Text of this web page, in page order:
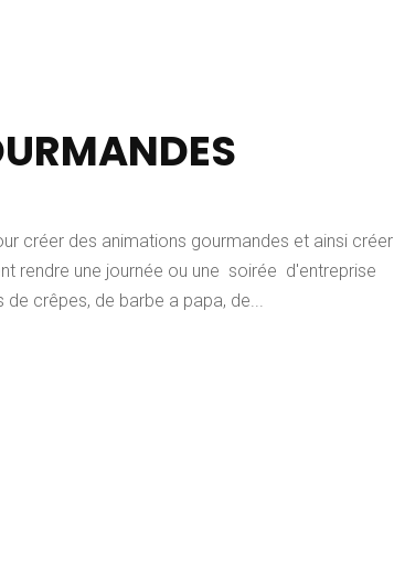
créer des animations gourmandes et ainsi créer
rendre une journée ou une soirée d'entreprise
crêpes, de barbe a papa, de...